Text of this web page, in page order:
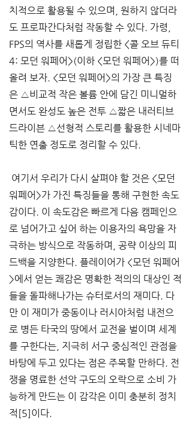
치적으로 활용될 수 있으며, 원하지 않더라
도 프로파간다처럼 작동할 수 있다. 가령,
FPS의 역사를 새롭게 정립한 <콜 오브 듀티
4: 모던 워페어>(이하 <모던 워페어>)를 떠
올려 보자. <모던 워페어>의 가장 큰 특징
은 △비교적 작은 볼륨 안에 담긴 미니멀하
면서도 완성도 높은 전투 △짧은 내러티브
드라이븐 △선형적 스토리를 활용한 시네마
틱한 연출 정도로 정리할 수 있다.
여기서 우리가 다시 살펴야 할 것은 <모던
워페어>가 가진 특징들을 통해 구현한 속도
감이다. 이 속도감은 빠르게 다음 캠페인으
로 넘어가고 싶어 하는 이용자의 욕망을 자
극하는 방식으로 작동하며, 공략 이상의 피
드백을 지양한다. 플레이어가 <모던 워페어
>에서 얻는 쾌감은 명확한 적의의 대상인 적
들을 돌파해나가는 슈터로서의 재미다. 다
만 이 재미가 중동이나 러시아처럼 내전으
로 병든 타국의 땅에서 교전을 벌이며 세계
를 구한다는, 지극히 서구 중심적인 관점을
바탕에 두고 있다는 점은 주목할 만하다. 전
쟁을 명료한 선악 구도의 오락으로 소비 가
능하게 만드는 이 감각은 이미 충분히 정치
적[5]이다.